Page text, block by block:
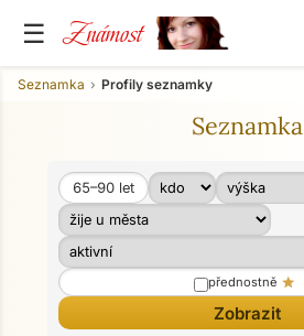
☰ Známost
Seznamka Profily seznamky
Seznamka
Věk od
Věk do
65–90 let
přednostně star